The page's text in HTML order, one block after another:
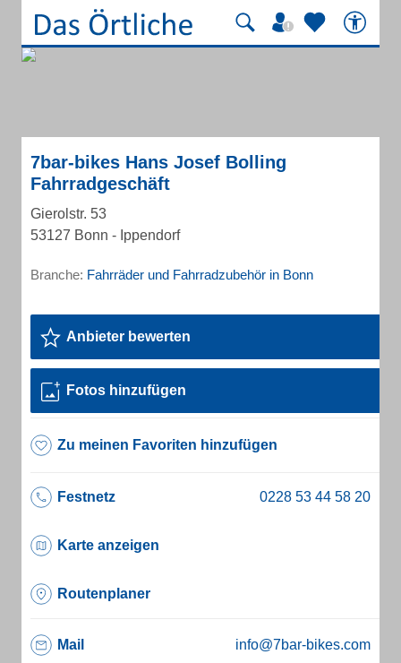
7bar-bikes Hans Josef Bolling
Fahrradgeschäft
Gierolstr. 53
53127 Bonn - Ippendorf
Branche: Fahrräder und Fahrradzubehör in Bonn
Anbieter bewerten
Fotos hinzufügen
Zu meinen Favoriten hinzufügen
Festnetz
Karte anzeigen
Routenplaner
Mail info@7bar-bikes.com